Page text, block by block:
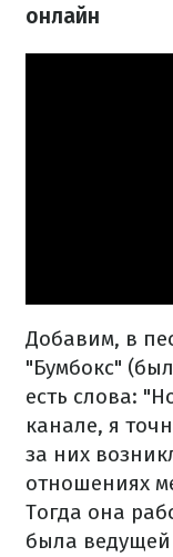
онлайн
Добавим, в
"Бумбокс"
есть слова:
канале, я
за них
отношениях
Тогда она
была